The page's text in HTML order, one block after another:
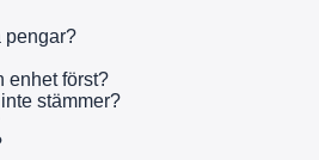
pengar?
enhet först?
stämmer?